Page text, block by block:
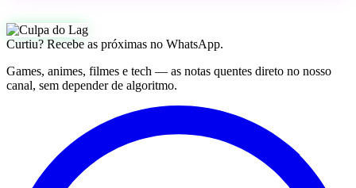
Curtiu? Recebe as próximas no WhatsApp.
Games, animes, filmes e tech — as notas quentes direto no nosso
canal, sem depender de algoritmo.